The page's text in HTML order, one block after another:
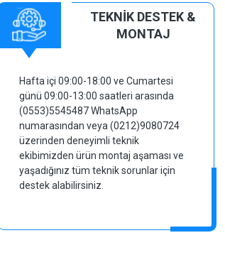
TEKNİK DESTEK &
MONTAJ
Hafta içi 09:00-18:00 ve Cumartesi
günü 09:00-13:00 saatleri arasında
(0553)5545487 WhatsApp
numarasından veya (0212)9080724
üzerinden deneyimli teknik
ekibimizden ürün montaj aşaması ve
yaşadığınız tüm teknik sorunlar için
destek alabilirsiniz.